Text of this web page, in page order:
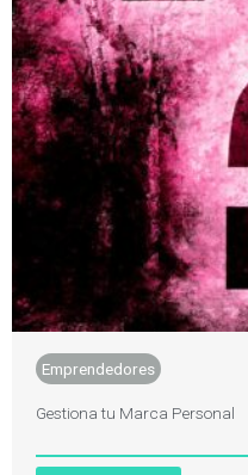
Emprendedores
Gestiona tu Marca Personal